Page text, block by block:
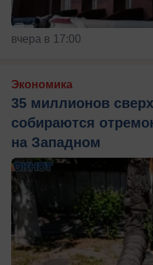
вчера в 17:00
Экономика
35 миллионов
собираются
на Западном